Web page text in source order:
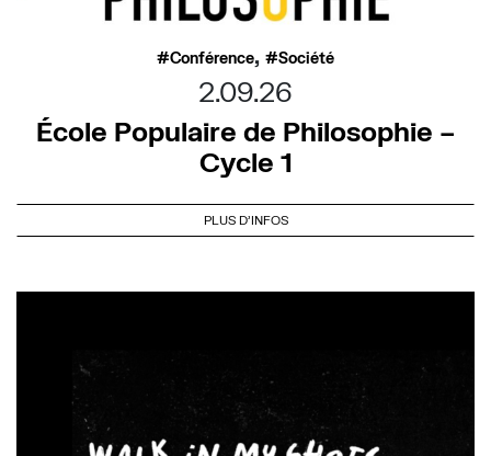
Conférence, Société
2.09.26
École Populaire de Philosophie –
Cycle 1
PLUS D'INFOS